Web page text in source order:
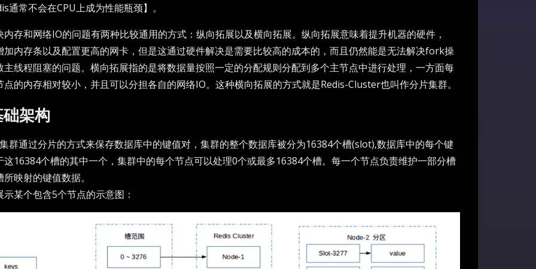
通常不会在CPU上成为性能瓶颈】。
内存和网络IO的问题有两种比较通用的方式：纵向拓展以及横向拓展。纵向拓展意味着提升机器的硬件，
加内存条以及配置更高的网卡，但是这通过硬件解决是需要比较高的成本的，而且仍然能是无法解决fork操
主线程阻塞的问题。横向拓展指的是将数据量按照一定的分配规则分配到多个主节点中进行处理，一方面每
点的内存相对较小，并且可以分担各自的网络IO。这种横向拓展的方式就是Redis-Cluster也叫作分片集群。
架构
群通过分片的方式来保存数据库中的键值对，集群的整个数据库被分为16384个槽(slot),数据库中的每个键
这16384个槽的其中一个，集群中的每个节点可以处理0个或最多16384个槽。每一个节点负责维护一部分槽
映射的键值数据。
示某个包含5个节点的示意图：